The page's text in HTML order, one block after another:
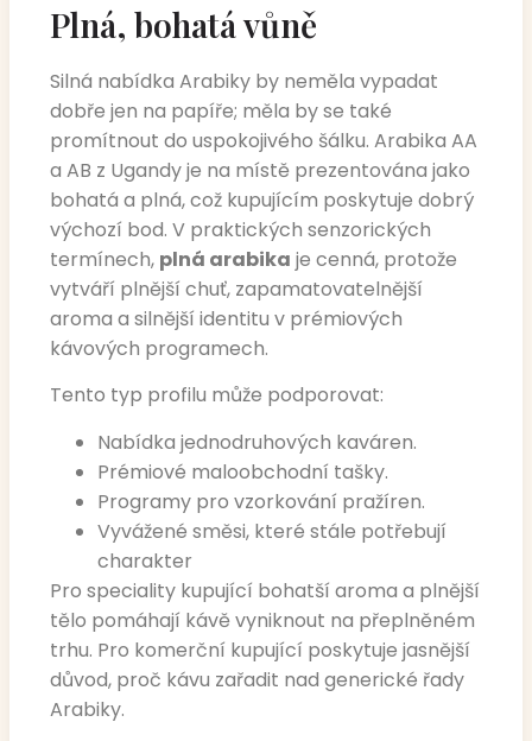
Plná, bohatá vůně
Silná nabídka Arabiky by neměla vypadat
dobře jen na papíře; měla by se také
promítnout do uspokojivého šálku. Arabika AA
a AB z Ugandy je na místě prezentována jako
bohatá a plná, což kupujícím poskytuje dobrý
výchozí bod. V praktických senzorických
termínech, plná arabika je cenná, protože
vytváří plnější chuť, zapamatovatelnější
aroma a silnější identitu v prémiových
kávových programech.
Tento typ profilu může podporovat:
Nabídka jednodruhových kaváren.
Prémiové maloobchodní tašky.
Programy pro vzorkování pražíren.
Vyvážené směsi, které stále potřebují
charakter
Pro speciality kupující bohatší aroma a plnější
tělo pomáhají kávě vyniknout na přeplněném
trhu. Pro komerční kupující poskytuje jasnější
důvod, proč kávu zařadit nad generické řady
Arabiky.